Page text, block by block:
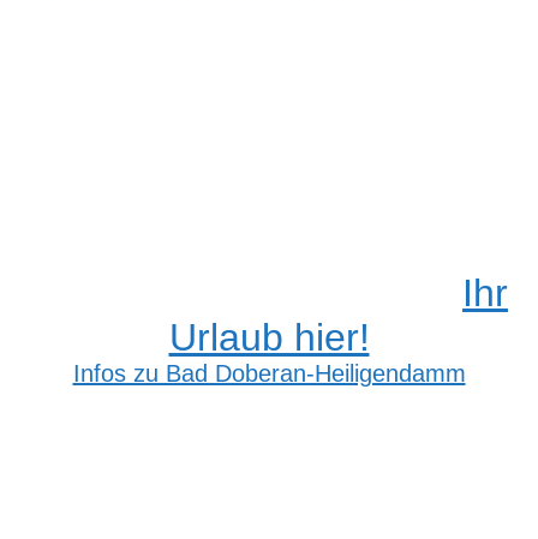
Ihr
Urlaub hier!
Infos zu Bad Doberan-Heiligendamm